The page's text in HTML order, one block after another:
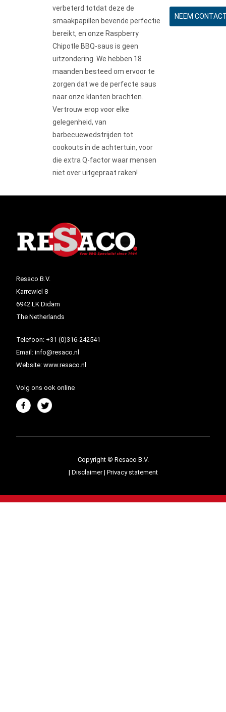
verbeterd totdat deze de
smaakpapillen bevende perfectie
bereikt, en onze Raspberry
Chipotle BBQ-saus is geen
uitzondering. We hebben 18
maanden besteed om ervoor te
zorgen dat we de perfecte saus
naar onze klanten brachten.
Vertrouw erop voor elke
gelegenheid, van
barbecuewedstrijden tot
cookouts in de achtertuin, voor
die extra Q-factor waar mensen
niet over uitgepraat raken!
NEEM
Resaco B.V.
Karrewiel 8
6942 LK Didam
The Netherlands
Telefoon: +31 (0)316-242541
Email: info@resaco.nl
Website: www.resaco.nl
Volg ons ook online
Copyright © Resaco B.V.
| Disclaimer| Privacy statement